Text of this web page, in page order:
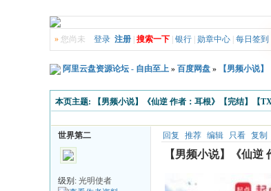
» 您尚未 登录 注册 搜索一下 银行 勋章中心 每日签到
阿里云盘资源论坛 - 自由至上 » 百度网盘 » 【男频小说
本页主题: 【男频小说】《仙逆 作者：耳根》【完结】【
世界第二
级别: 光明使者
回复 推荐 编辑 只看 复制
【男频小说】《仙逆